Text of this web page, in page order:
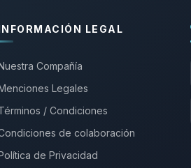
LEGAL
Compañía
Legales
/ Condiciones
de colaboración
de Privacidad